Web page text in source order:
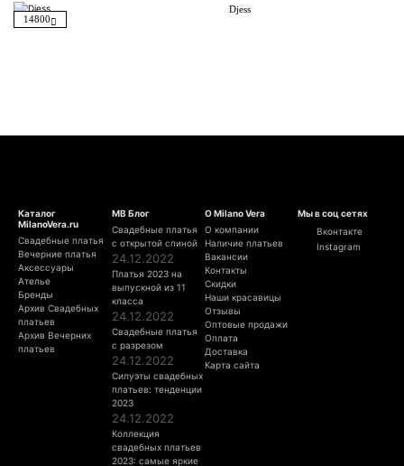
14800
Djess
Каталог
MilanoVera.ru
Свадебные платья
Вечерние платья
Аксессуары
Ателье
Бренды
Архив Свадебных
платьев
Архив Вечерних
платьев
МВ Блог
Свадебные платья
с открытой спиной
24.12.2022
Платья 2023 на
выпускной из 11
класса
24.12.2022
Свадебные платья
с разрезом
24.12.2022
Силуэты свадебных
платьев: тенденции
2023
24.12.2022
Коллекция
свадебных платьев
2023: самые яркие
О Milano Vera
О компании
Наличие платьев
Вакансии
Контакты
Скидки
Наши красавицы
Отзывы
Оптовые продажи
Оплата
Доставка
Карта сайта
Мы в соц сетях
Вконтакте
Instagram